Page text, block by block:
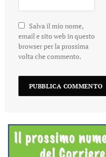
Salva il mio nome,
email e sito web in questo
browser per la prossima
volta che commento.